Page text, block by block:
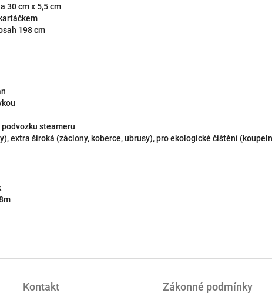
30 cm x 5,5 cm
198 cm
steameru
extra široká (záclony, koberce, ubrusy), pro ekologické čištění
Kontakt Zákonné podmínky